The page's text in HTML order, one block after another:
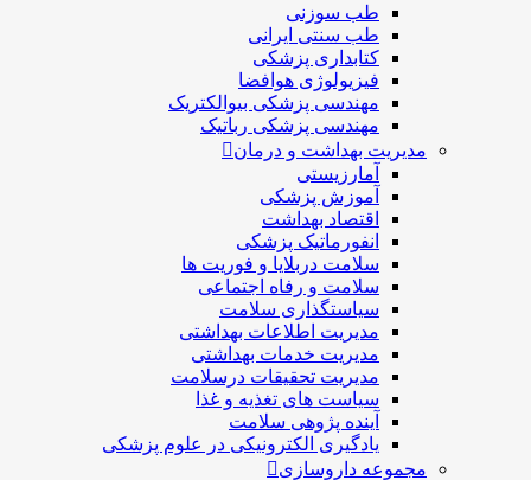
طب سوزنی
طب سنتی ایرانی
کتابداری پزشکی
فیزیولوژی هوافضا
مهندسی پزشکی بیوالکتریک
مهندسی پزشکی رباتیک
مدیریت بهداشت و درمان
آمارزیستی
آموزش پزشکی
اقتصاد بهداشت
انفورماتیک پزشکی
سلامت دربلايا و فوريت ها
سلامت و رفاه اجتماعی
سیاستگذاری سلامت
مدیریت اطلاعات بهداشتی
مدیریت خدمات بهداشتی
مدیریت تحقیقات درسلامت
سیاست های تغذیه و غذا
آینده پژوهی سلامت
یادگیری الکترونیکی در علوم پزشکی
مجموعه داروسازی